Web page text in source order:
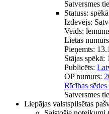
Satversmes
Statuss:
Izdevējs:
Veids:
Lietas
Pieņemts:
Stājas spēkā:
Publicēts:
OP numurs:
Rīcības
Satversmes
Liepājas valstspilsētas